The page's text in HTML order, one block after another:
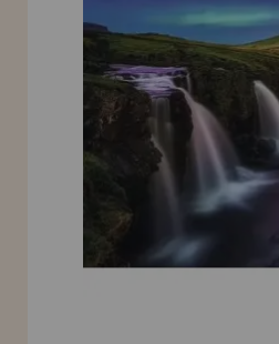
LIQUIDAÇÕES
EM FORMAÇÃO
info@casadopuzzle.pt